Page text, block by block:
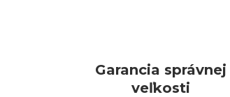
Garancia správnej
veľkosti